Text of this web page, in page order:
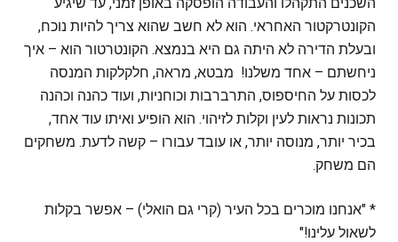
הקונטרקטור האחראי. הוא לא חשב שהוא צריך להיות נוכח,
ובעלת הדירה לא היתה גם היא בנמצא. הקונטרטור הוא – איך
ניחשתם – אחד משלנו! מבטא, מראה, חלקלקות המנסה
לכסות על החיספוס, התרברבות וכוחניות, ועוד כהנה וכהנה
תכונות נראות לעין וקלות לזיהוי. הוא הופיע ואיתו עוד אחד,
בכיר יותר, מנוסה יותר, או עובד עבורו – קשה לדעת. משחקים
הם משחק.
* "אנחנו מוכרים בכל העיר (קרי גם הואלי) – אפשר בקלות
לשאול עלינו!"